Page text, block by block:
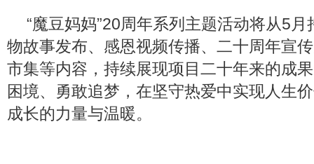
“魔豆妈妈”20周年系列主题活动将从5
物故事发布、感恩视频传播、二十周年宣
市集等内容，持续展现项目二十年来的成
困境、勇敢追梦，在坚守热爱中实现人生
成长的力量与温暖。